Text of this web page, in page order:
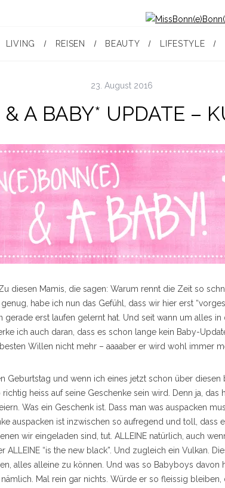
LIVING REISEN BEAUTY LIFESTYLE
23. August 2016
& A BABY* UPDATE –
diesen Mamis, die sagen: Warum rennt die Zeit so
habe ich nun das Gefühl, dass wir hier erst
gerade erst laufen gelernt hat. Und seit wann um alles
ich auch daran, dass es schon lange kein Baby-
Willen nicht mehr – aaaaber er wird wohl immer
Geburtstag und wenn ich eines jetzt schon über diesen
heiss auf seine Geschenke sein wird. Denn ja, das
Was ein Geschenk ist. Dass man was auspacken
auspacken ist inzwischen so aufregend und toll, dass
wir eingeladen sind, tut. ALLEINE natürlich, auch
“is the new black”. Und zugleich ein Vulkan.
alles alleine zu können. Und was so Babyboys davon
Mal rein gar nichts. Würde er so fleissig bleiben,